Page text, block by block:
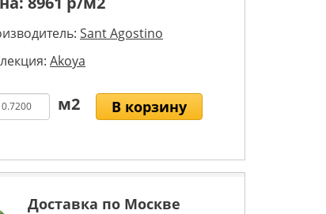
Sant Agostino
Akoya
В корзину
Доставка по Москве